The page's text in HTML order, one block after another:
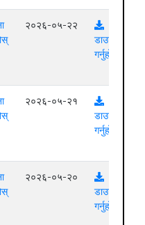
२०२६-०५-२२
डाउनलोड
गर्नुहोस्
२०२६-०५-२१
डाउनलोड
गर्नुहोस्
२०२६-०५-२०
डाउनलोड
गर्नुहोस्